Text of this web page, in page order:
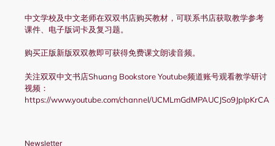
中文学校及中文老师在双双书店购买教材，可联系书店获取教学参考
课件、电子版词卡及复习题。
购买正版新版双双教即可获得免费课文朗读音频。
关注双双中文书店Shuang Bookstore Youtube频道账号观看教学研讨
视频：
https://www.youtube.com/channel/UCMLmGdMPAUCJSo9JpIpKrCA
Newsletter